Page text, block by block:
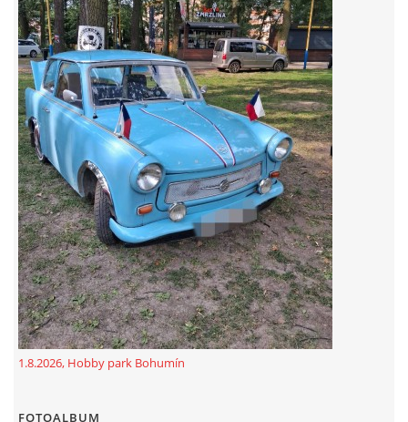
Moderní nafta
Stanovy Old Fiat Clubu, z. s.
GDPR
oldfiatclub@seznam.cz |RSS
1.8.2026, Hobby park Bohumín
FOTOALBUM